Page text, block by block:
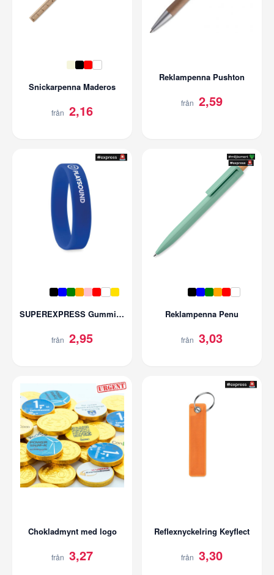
Snickarpenna Maderos
från 2,16
Reklampenna Pushton
från 2,59
SUPEREXPRESS Gummiarmband med tryck
från 2,95
Reklampenna Penu
från 3,03
Chokladmynt med logo
från 3,27
Reflexnyckelring Keyflect
från 3,30